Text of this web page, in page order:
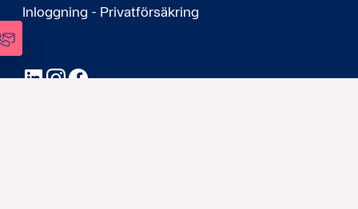
Inloggning - Privatförsäkring
LinkedInInstagram